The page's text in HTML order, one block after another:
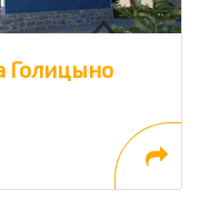
Голицыно